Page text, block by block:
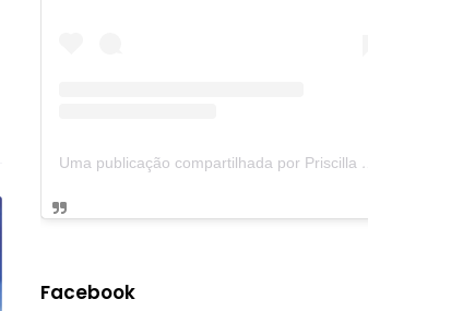
Uma publicação compartilhada por Priscilla Tôrres (@livrosdaprit)
Facebook